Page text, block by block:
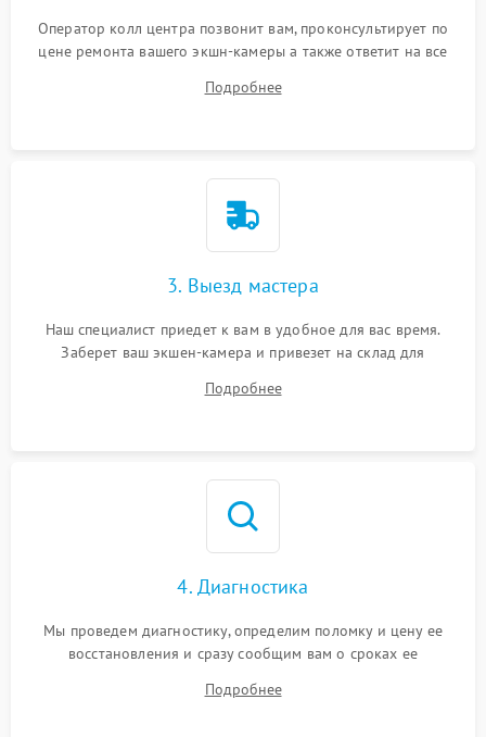
Оператор колл центра позвонит вам, проконсультирует по
цене ремонта вашего экшн-камеры а также ответит на все
Подробнее
3. Выезд мастера
Наш специалист приедет к вам в удобное для вас время.
Заберет ваш экшен-камера и привезет на склад для
Подробнее
4. Диагностика
Мы проведем диагностику, определим поломку и цену ее
восстановления и сразу сообщим вам о сроках ее
Подробнее